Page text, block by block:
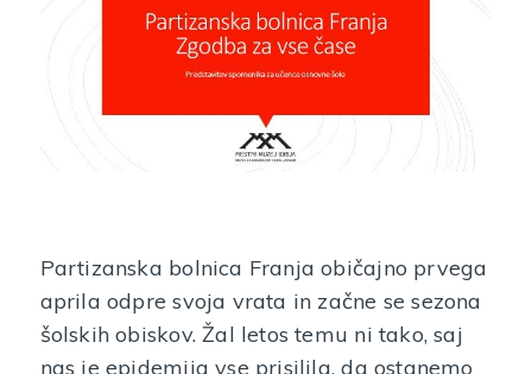
Partizanska bolnica Franja običajno prvega
aprila odpre svoja vrata in začne se sezona
šolskih obiskov. Žal letos temu ni tako, saj
nas je epidemija vse prisilila, da ostanemo